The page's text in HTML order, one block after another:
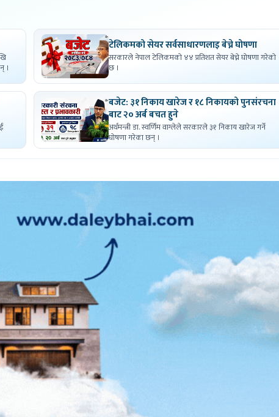
।
टेलिकमको सेयर सर्वसाधारणलाइ बेच्ने घोषणा
सरकारले नेपाल टेलिकमको ४४ प्रतिशत सेयर बेच्ने घोषणा गरेको
छ ।
बजेट: ३१ निकाय खारेज र १८ निकायको पुनसंरचना
बाट २० अर्ब बचत हुने
अर्थमन्त्री डा. स्वर्णिम वाग्लेले सरकारले ३१ निकाय खारेज गर्ने
घोषणा गरेका छन् ।